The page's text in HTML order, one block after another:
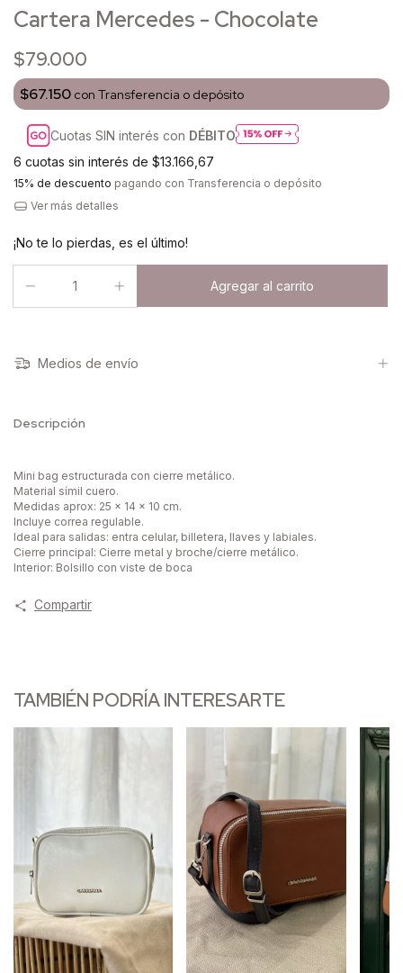
Cartera Mercedes - Chocolate
$79.000
$67.150 con Transferencia o depósito
Cuotas SIN interés con DÉBITO
6 cuotas sin interés de $13.166,67
15% de descuento pagando con Transferencia o depósito
Ver más detalles
¡No te lo pierdas, es el último!
Medios de envío
Descripción
Mini bag estructurada con cierre metálico.
Material símil cuero.
Medidas aprox: 25 x 14 x 10 cm.
Incluye correa regulable.
Ideal para salidas: entra celular, billetera, llaves y labiales.
Cierre principal: Cierre metal y broche/cierre metálico.
Interior: Bolsillo con viste de boca
Compartir
TAMBIÉN PODRÍA INTERESARTE